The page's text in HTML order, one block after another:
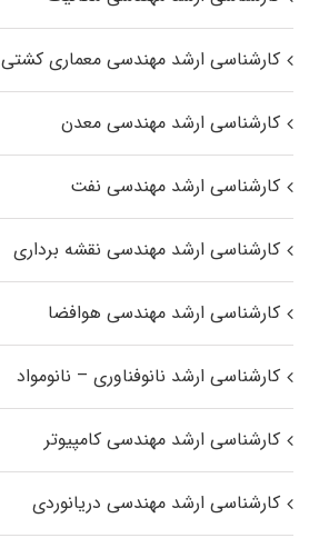
کارشناسی ارشد مهندسی معماری کشتی
کارشناسی ارشد مهندسی معدن
کارشناسی ارشد مهندسی نفت
کارشناسی ارشد مهندسی نقشه برداری
کارشناسی ارشد مهندسی هوافضا
کارشناسی ارشد نانوفناوری – نانومواد
کارشناسی ارشد مهندسی کامپیوتر
کارشناسی ارشد مهندسی دریانوردی